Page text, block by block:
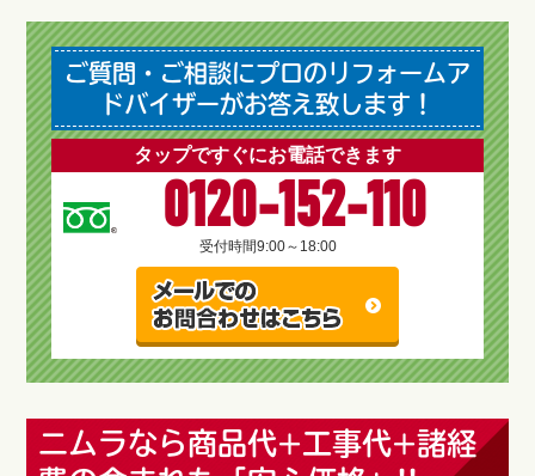
ご質問・ご相談にプロのリフォームア
ドバイザーがお答え致します！
タップですぐにお電話できます
0120-152-110
受付時間9:00～18:00
ニムラなら商品代+工事代+諸経